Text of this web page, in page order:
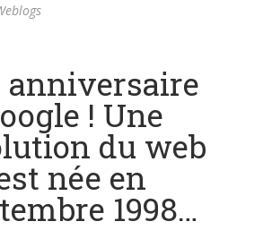
anniversaire
! Une
du web
née en
1998…